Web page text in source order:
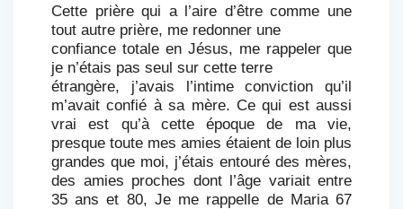
Cette prière qui a l’aire d’être comme une
tout autre prière, me redonner une
confiance totale en Jésus, me rappeler que
je n’étais pas seul sur cette terre
étrangère, j’avais l’intime conviction qu’il
m’avait confié à sa mère. Ce qui est aussi
vrai est qu’à cette époque de ma vie,
presque toute mes amies étaient de loin plus
grandes que moi, j’étais entouré des mères,
des amies proches dont l’âge variait entre
35 ans et 80, Je me rappelle de Maria 67